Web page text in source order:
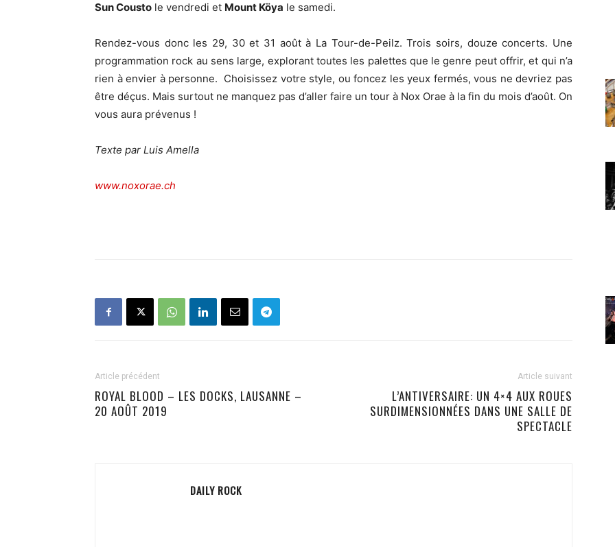
Sun Cousto le vendredi et Mount Köya le samedi.
Rendez-vous donc les 29, 30 et 31 août à La Tour-de-Peilz. Trois soirs, douze concerts. Une
programmation rock au sens large, explorant toutes les palettes que le genre peut offrir, et qui n’a
rien à envier à personne. Choisissez votre style, ou foncez les yeux fermés, vous ne devriez pas
être déçus. Mais surtout ne manquez pas d’aller faire un tour à Nox Orae à la fin du mois d’août. On
vous aura prévenus !
Texte par Luis Amella
www.noxorae.ch
Article précédent
ROYAL BLOOD – LES DOCKS, LAUSANNE –
20 AOÛT 2019
Article suivant
L’ANTIVERSAIRE: UN 4×4 AUX ROUES
SURDIMENSIONNÉES DANS UNE SALLE DE
SPECTACLE
DAILY ROCK